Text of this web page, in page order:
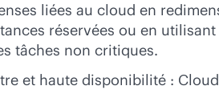
liées au cloud en
réservées ou en
tâches non critiques.
et haute disponibilité :